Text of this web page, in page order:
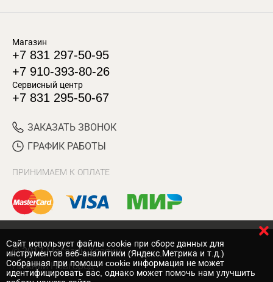
Магазин
+7 831 297-50-95
+7 910-393-80-26
Сервисный центр
+7 831 295-50-67
ЗАКАЗАТЬ ЗВОНОК
ГРАФИК РАБОТЫ
ПРИНИМАЕМ К ОПЛАТЕ
© 2017 Магазин Хозяин
Нижний Новгород
Cайт использует файлы cookie при сборе данных для
инструментов веб-аналитики (Яндекс.Метрика и т.д.)
Собранная при помощи cookie информация не может
идентифицировать вас, однако может помочь нам улучшить